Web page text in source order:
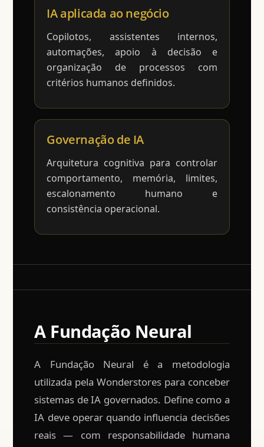
IA aplicada ao negócio
Copilotos, assistentes internos,
automações, apoio à decisão e
organização de processos com
critérios humanos definidos.
Governação de IA
Arquitetura cognitiva para controlar
comportamento, memória, limites,
escalonamento humano e
consistência operacional.
A Fundação Neural
A Fundação Neural é a metodologia
utilizada pela Wonderstores para conceber
sistemas de IA governados. Define como a
IA deve operar quando influencia decisões
reais — com responsabilidade humana